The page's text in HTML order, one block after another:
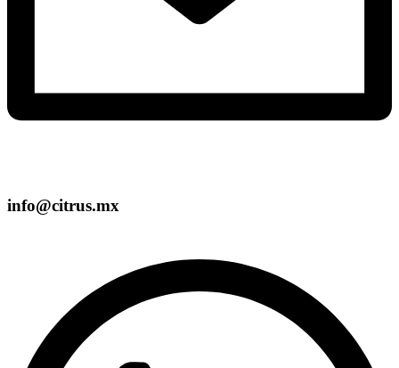
info@citrus.mx